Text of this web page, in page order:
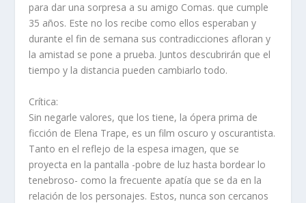
para dar una sorpresa a su amigo Comas. que cumple
35 años. Este no los recibe como ellos esperaban y
durante el fin de semana sus contradicciones afloran y
la amistad se pone a prueba. Juntos descubrirán que el
tiempo y la distancia pueden cambiarlo todo.
Crítica:
Sin negarle valores, que los tiene, la ópera prima de
ficción de Elena Trape, es un film oscuro y oscurantista.
Tanto en el reflejo de la espesa imagen, que se
proyecta en la pantalla -pobre de luz hasta bordear lo
tenebroso- como la frecuente apatía que se da en la
relación de los personajes. Estos, nunca son cercanos